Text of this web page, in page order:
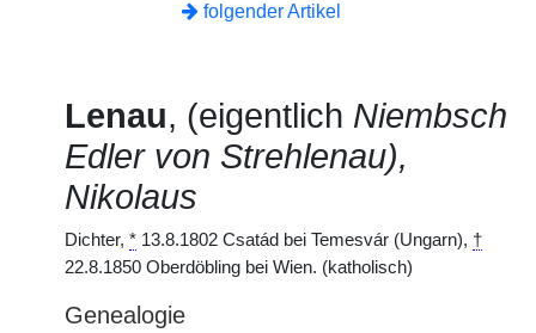
folgender Artikel
Lenau, (eigentlich Niembsch
Edler von Strehlenau),
Nikolaus
Dichter, * 13.8.1802 Csatád bei Temesvár (Ungarn), †
22.8.1850 Oberdöbling bei Wien. (katholisch)
Genealogie